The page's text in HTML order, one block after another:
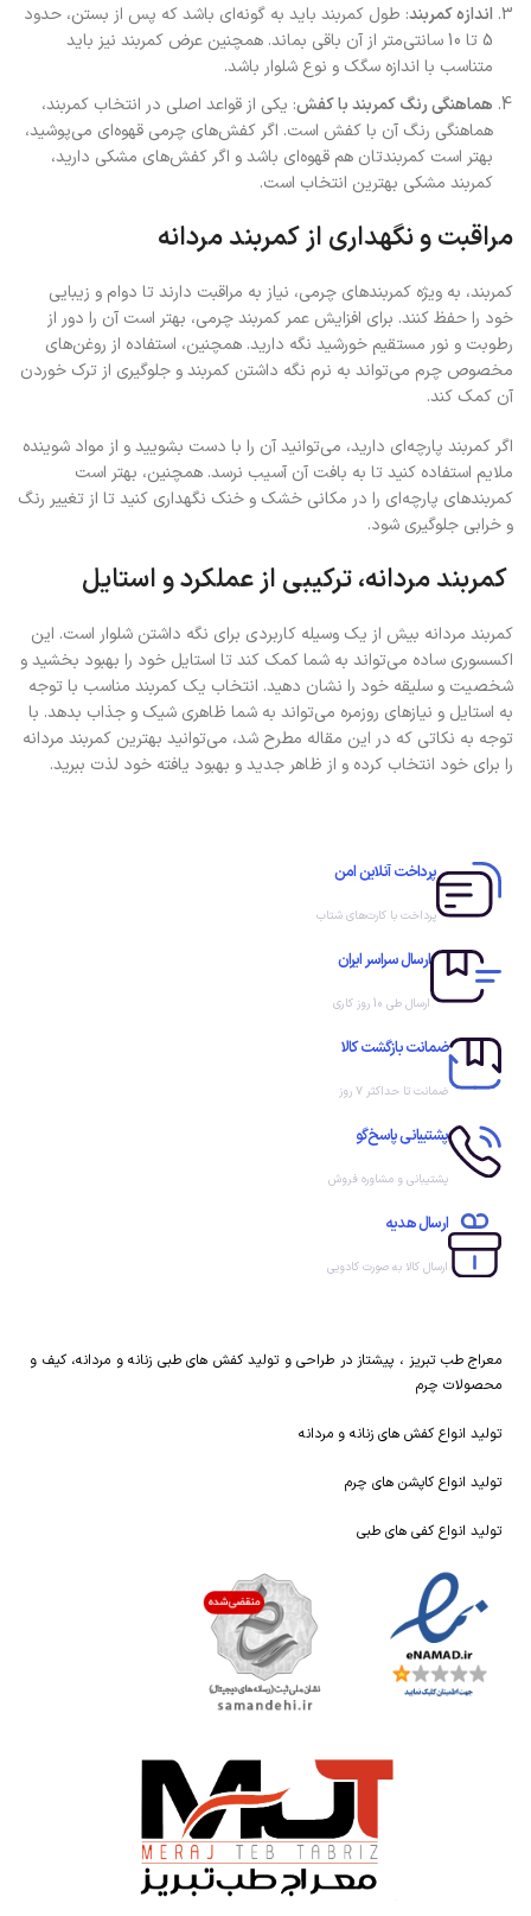
اندازه کمربند: طول کمربند باید به گونه‌ای باشد که پس از بستن، حدود
5 تا 10 سانتی‌متر از آن باقی بماند. همچنین عرض کمربند نیز باید
متناسب با اندازه سگک و نوع شلوار باشد.
هماهنگی رنگ کمربند با کفش: یکی از قواعد اصلی در انتخاب کمربند،
هماهنگی رنگ آن با کفش است. اگر کفش‌های چرمی قهوه‌ای می‌پوشید،
بهتر است کمربندتان هم قهوه‌ای باشد و اگر کفش‌های مشکی دارید،
کمربند مشکی بهترین انتخاب است.
مراقبت و نگهداری از کمربند مردانه
کمربند، به ویژه کمربندهای چرمی، نیاز به مراقبت دارند تا دوام و زیبایی
خود را حفظ کنند. برای افزایش عمر کمربند چرمی، بهتر است آن را دور از
رطوبت و نور مستقیم خورشید نگه دارید. همچنین، استفاده از روغن‌های
مخصوص چرم می‌تواند به نرم نگه داشتن کمربند و جلوگیری از ترک خوردن
آن کمک کند.
اگر کمربند پارچه‌ای دارید، می‌توانید آن را با دست بشویید و از مواد شوینده
ملایم استفاده کنید تا به بافت آن آسیب نرسد. همچنین، بهتر است
کمربندهای پارچه‌ای را در مکانی خشک و خنک نگهداری کنید تا از تغییر رنگ
و خرابی جلوگیری شود.
کمربند مردانه، ترکیبی از عملکرد و استایل
کمربند مردانه بیش از یک وسیله کاربردی برای نگه داشتن شلوار است. این
اکسسوری ساده می‌تواند به شما کمک کند تا استایل خود را بهبود بخشید و
شخصیت و سلیقه خود را نشان دهید. انتخاب یک کمربند مناسب با توجه
به استایل و نیازهای روزمره می‌تواند به شما ظاهری شیک و جذاب بدهد. با
توجه به نکاتی که در این مقاله مطرح شد، می‌توانید بهترین کمربند مردانه
را برای خود انتخاب کرده و از ظاهر جدید و بهبود یافته خود لذت ببرید.
پرداخت آنلاین امن
پرداخت با کارت‌های شتاب
ارسال سراسر ایران
ارسال طی 10 روز کاری
ضمانت بازگشت کالا
ضمانت تا حداکثر ۷ روز
پشتیبانی پاسخ‌گو
پشتیبانی و مشاوره فروش
ارسال هدیه
ارسال کالا به صورت کادویی
معراج طب تبریز ، پیشتاز در طراحی و تولید کفش های طبی زنانه و مردانه، کیف و
محصولات چرم
تولید انواع کفش های زنانه و مردانه
تولید انواع کاپشن های چرم
تولید انواع کفی های طبی